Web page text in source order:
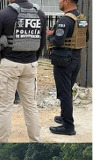
el
con el
principal del
el orden
o
desalojadas.